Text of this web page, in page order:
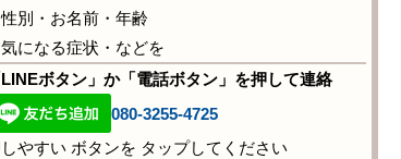
性別・お名前・年齢
気になる症状・などを
LINEボタン」か「電話ボタン」を押して連絡
080-3255-4725
やすい ボタンを タップしてください